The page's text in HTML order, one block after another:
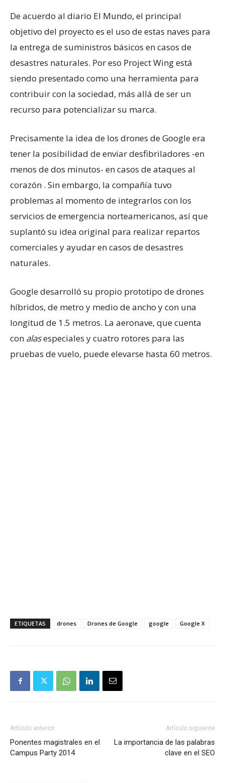
De acuerdo al diario El Mundo, el principal
objetivo del proyecto es el uso de estas naves para
la entrega de suministros básicos en casos de
desastres naturales. Por eso Project Wing está
siendo presentado como una herramienta para
contribuir con la sociedad, más allá de ser un
recurso para potencializar su marca.
Precisamente la idea de los drones de Google era
tener la posibilidad de enviar desfibriladores -en
menos de dos minutos- en casos de ataques al
corazón . Sin embargo, la compañía tuvo
problemas al momento de integrarlos con los
servicios de emergencia norteamericanos, así que
suplantó su idea original para realizar repartos
comerciales y ayudar en casos de desastres
naturales.
Google desarrolló su propio prototipo de drones
híbridos, de metro y medio de ancho y con una
longitud de 1.5 metros. La aeronave, que cuenta
con alasespeciales y cuatro rotores para las
pruebas de vuelo, puede elevarse hasta 60 metros.
ETIQUETAS drones Drones de Google google Google X
Artículo anterior
Ponentes magistrales en el
Campus Party 2014
Artículo siguiente
La importancia de las palabras
clave en el SEO